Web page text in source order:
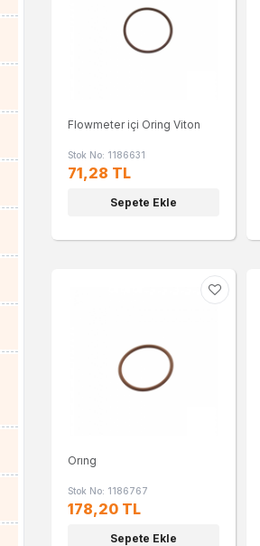
Flowmeter içi Oring Viton
Stok No: 1186631
71,28 TL
Sepete Ekle
Orıng
Stok No: 1186767
178,20 TL
Sepete Ekle